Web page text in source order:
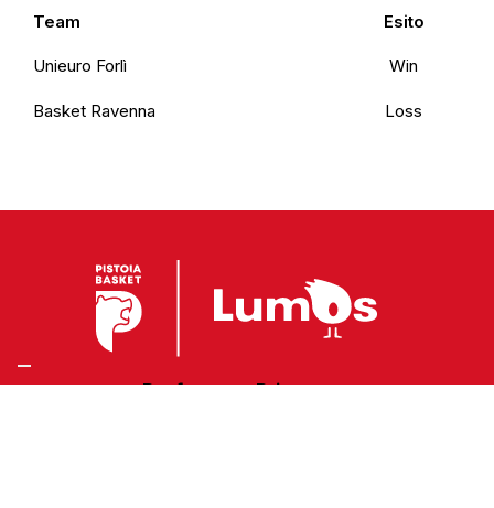
Team Esito
Unieuro Forlì Win
Basket Ravenna Loss
Preferenze Privacy